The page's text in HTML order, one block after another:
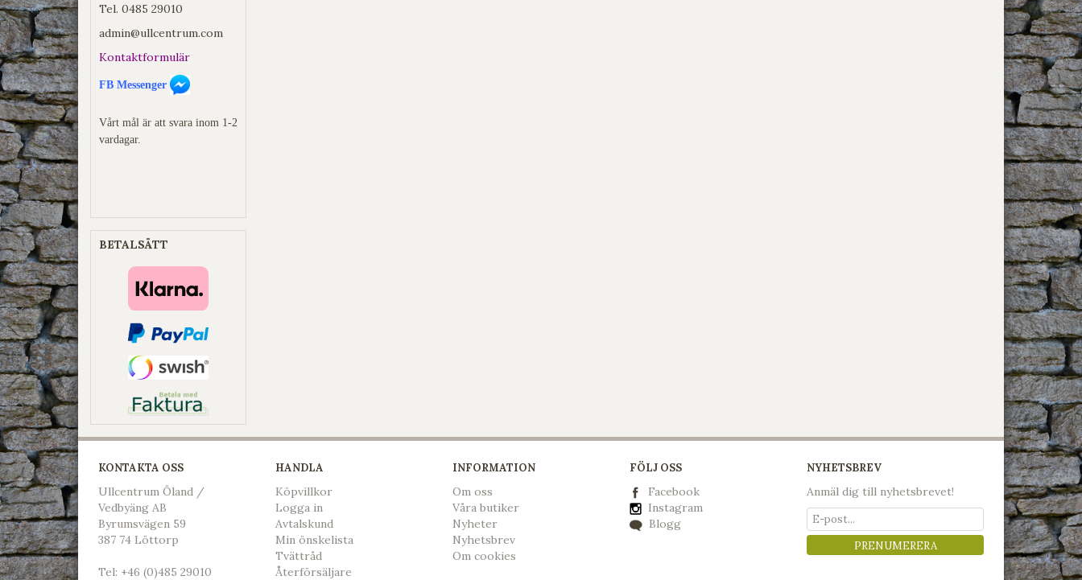
Tel. 0485 29010
admin@ullcentrum.com
Kontaktformulär
FB Messenger
Vårt mål är att svara inom 1-2
vardagar.
BETALSÄTT
KONTAKTA OSS
Ullcentrum Öland /
Vedbyäng AB
Byrumsvägen 59
387 74 Löttorp
Tel: +46 (0)485 29010
HANDLA
Köpvillkor
Logga in
Avtalskund
Min önskelista
Tvättråd
Återförsäljare
INFORMATION
Om oss
Våra butiker
Nyheter
Nyhetsbrev
Om cookies
FÖLJ OSS
Facebook
Instagram
Blogg
NYHETSBREV
Anmäl dig till nyhetsbrevet!
PRENUMERERA